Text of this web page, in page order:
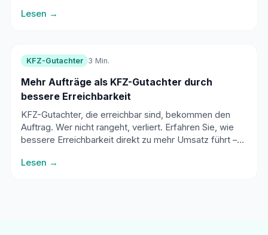
Lesen →
KFZ-Gutachter 3 Min.
Mehr Aufträge als KFZ-Gutachter durch
bessere Erreichbarkeit
KFZ-Gutachter, die erreichbar sind, bekommen den
Auftrag. Wer nicht rangeht, verliert. Erfahren Sie, wie
bessere Erreichbarkeit direkt zu mehr Umsatz führt –
Lesen →